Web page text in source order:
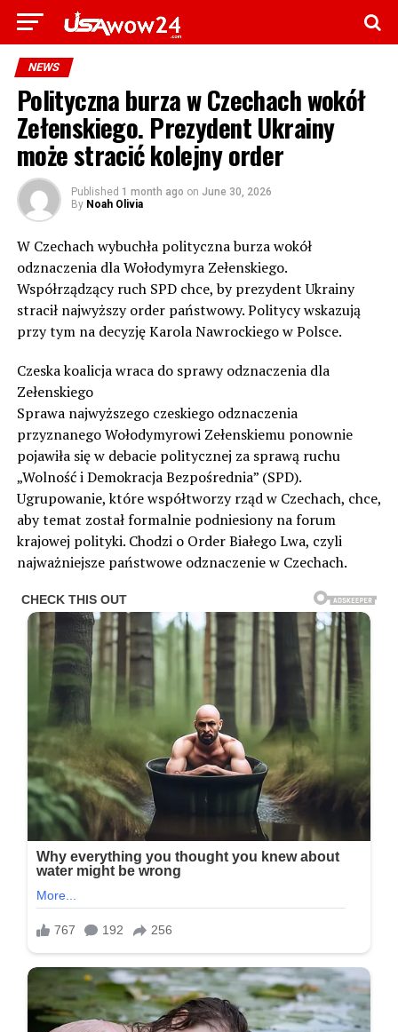
NEWS
Polityczna burza w Czechach wokół
Zełenskiego. Prezydent Ukrainy
może stracić kolejny order
Published 1 month ago on June 30, 2026
By Noah Olivia
W Czechach wybuchła polityczna burza wokół
odznaczenia dla Wołodymyra Zełenskiego.
Współrządzący ruch SPD chce, by prezydent Ukrainy
stracił najwyższy order państwowy. Politycy wskazują
przy tym na decyzję Karola Nawrockiego w Polsce.
Czeska koalicja wraca do sprawy odznaczenia dla
Zełenskiego
Sprawa najwyższego czeskiego odznaczenia
przyznanego Wołodymyrowi Zełenskiemu ponownie
pojawiła się w debacie politycznej za sprawą ruchu
„Wolność i Demokracja Bezpośrednia” (SPD).
Ugrupowanie, które współtworzy rząd w Czechach, chce,
aby temat został formalnie podniesiony na forum
krajowej polityki. Chodzi o Order Białego Lwa, czyli
najważniejsze państwowe odznaczenie w Czechach.